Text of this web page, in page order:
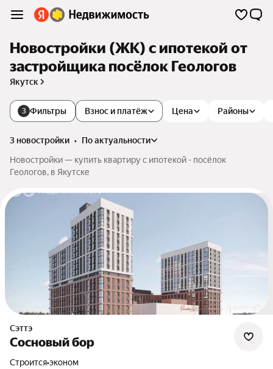
Новостройки (ЖК) с ипотекой от
застройщика посёлок Геологов
Якутск
3 Фильтры Цена
Взнос и платёж Районы
3 новостройки •
по актуальности
Новостройки — купить квартиру с ипотекой - посёлок
Геологов, в Якутске
Сэттэ
Сосновый бор
Строится•эконом